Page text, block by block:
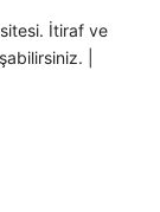
İtiraf ve
|